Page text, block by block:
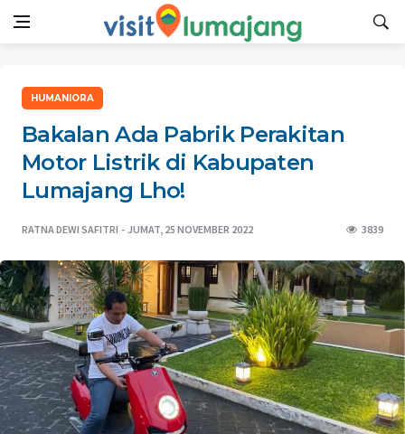
HUMANIORA
Bakalan Ada Pabrik Perakitan
Motor Listrik di Kabupaten
Lumajang Lho!
RATNA DEWI SAFITRI JUMAT, 25 NOVEMBER 2022 3839